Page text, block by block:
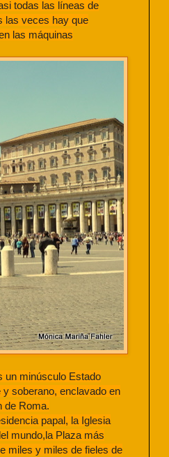
todas las líneas de
las veces hay que
las máquinas
un minúsculo Estado
y soberano, enclavado en
de Roma.
papal, la Iglesia
mundo,la Plaza más
miles y miles de fieles de